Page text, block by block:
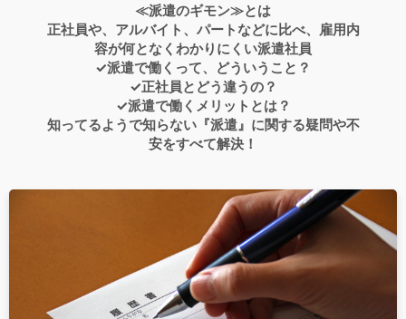
≪派遣のギモン≫とは
正社員や、アルバイト、パートなどに比べ、雇用内
容が何となくわかりにくい派遣社員
✓派遣で働くって、どういうこと？
✓正社員とどう違うの？
✓派遣で働くメリットとは？
知ってるようで知らない『派遣』に関する疑問や不
安をすべて解決！